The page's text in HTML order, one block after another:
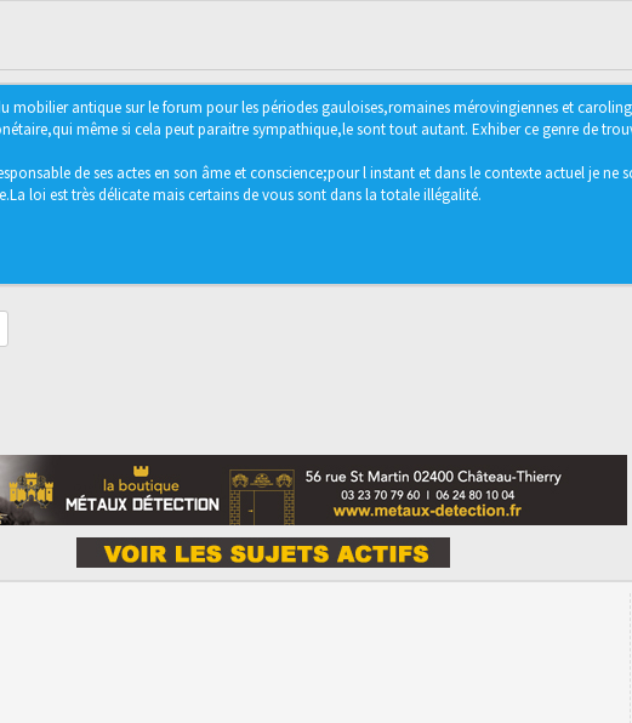
mobilier antique sur le forum pour les périodes gauloises,romaines mérovingiennes et
même si cela peut paraitre sympathique,le sont tout autant. Exhiber ce genre de
de ses actes en son âme et conscience;pour l instant et dans le contexte actuel je
loi est très délicate mais certains de vous sont dans la totale illégalité.